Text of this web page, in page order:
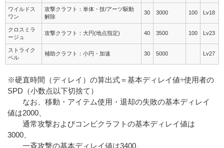
ワイルドス
ワン
攻撃クラフト：単体・技/アーツ駆動
解除
30 3000 100 Lv18
クロスミラ
ージュ
攻撃クラフト：大円(地点指定) 40 3500 100 Lv23
ストライク
ベル
補助クラフト：小円・加速 30 5000 Lv27
※硬直時間（ディレイ）の算出式＝基本ディレイ値÷使用者の
SPD（小数点以下切捨て）
なお、移動・アイテム使用・退却の失敗の基本ディレイ
値は2000、
通常攻撃およびコンビクラフトの基本ディレイ値は
3000、
一斉攻撃の基本ディレイ値は3400。